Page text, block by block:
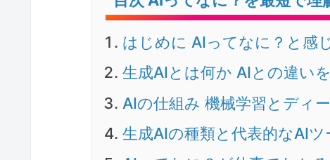
はじめに AIってなに？と感
生成AIとは何か AIとの違い
AIの仕組み 機械学習とディ
生成AIの種類と代表的なAIツ